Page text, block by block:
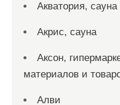
Акватория, сауна
Акрис, сауна
Аксон,
материалов и
Алви